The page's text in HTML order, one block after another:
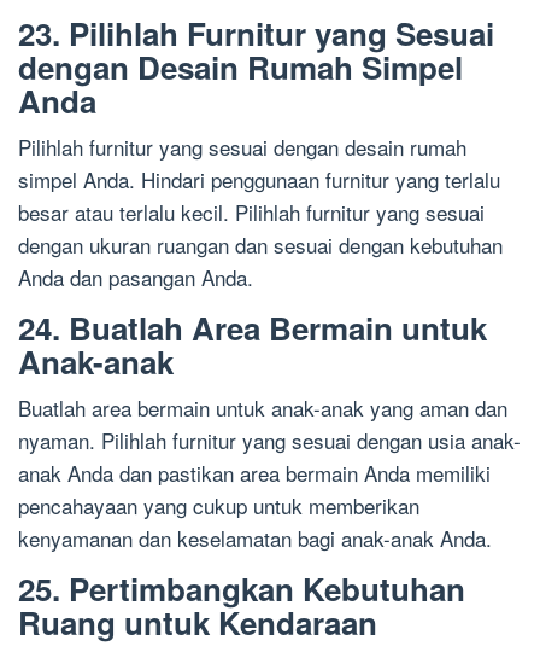
23. Pilihlah Furnitur yang Sesuai
dengan Desain Rumah Simpel
Anda
Pilihlah furnitur yang sesuai dengan desain rumah
simpel Anda. Hindari penggunaan furnitur yang terlalu
besar atau terlalu kecil. Pilihlah furnitur yang sesuai
dengan ukuran ruangan dan sesuai dengan kebutuhan
Anda dan pasangan Anda.
24. Buatlah Area Bermain untuk
Anak-anak
Buatlah area bermain untuk anak-anak yang aman dan
nyaman. Pilihlah furnitur yang sesuai dengan usia anak-
anak Anda dan pastikan area bermain Anda memiliki
pencahayaan yang cukup untuk memberikan
kenyamanan dan keselamatan bagi anak-anak Anda.
25. Pertimbangkan Kebutuhan
Ruang untuk Kendaraan